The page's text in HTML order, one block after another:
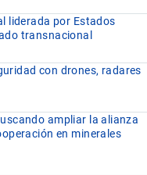
liderada por Estados
transnacional
con drones, radares
ampliar la alianza
en minerales